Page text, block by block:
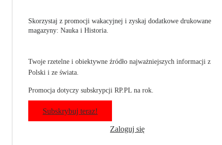
Skorzystaj z promocji wakacyjnej i zyskaj dodatkowe drukowane
magazyny: Nauka i Historia.
Twoje rzetelne i obiektywne źródło najważniejszych informacji z
Polski i ze świata.
Promocja dotyczy subskrypcji RP.PL na rok.
Subskrybuj teraz!
Zaloguj się